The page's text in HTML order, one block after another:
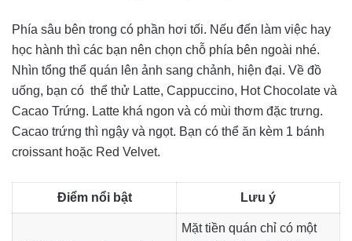
Phía sâu bên trong có phần hơi tối. Nếu đến làm việc hay
học hành thì các bạn nên chọn chỗ phía bên ngoài nhé.
Nhìn tổng thể quán lên ảnh sang chảnh, hiện đại. Về đồ
uống, bạn có thể thử Latte, Cappuccino, Hot Chocolate và
Cacao Trứng. Latte khá ngon và có mùi thơm đặc trưng.
Cacao trứng thì ngậy và ngọt. Bạn có thể ăn kèm 1 bánh
croissant hoặc Red Velvet.
Điểm nổi bật Lưu ý
Mặt tiền quán chỉ có một